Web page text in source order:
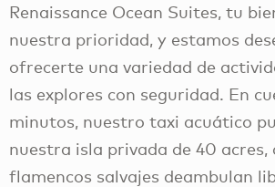
Renaissance Ocean Suites, tu
nuestra prioridad, y estamos
ofrecerte una variedad de
las explores con seguridad. En
minutos, nuestro taxi acuático
nuestra isla privada de 40 acres,
flamencos salvajes deambulan